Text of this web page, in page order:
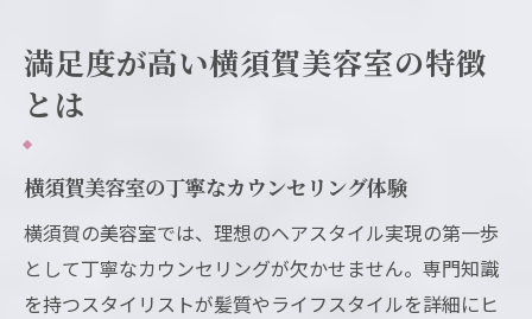
満足度が高い横須賀美容室の特徴
とは
横須賀美容室の丁寧なカウンセリング体験
横須賀の美容室では、理想のヘアスタイル実現の第一歩
として丁寧なカウンセリングが欠かせません。専門知識
を持つスタイリストが髪質やライフスタイルを詳細にヒ